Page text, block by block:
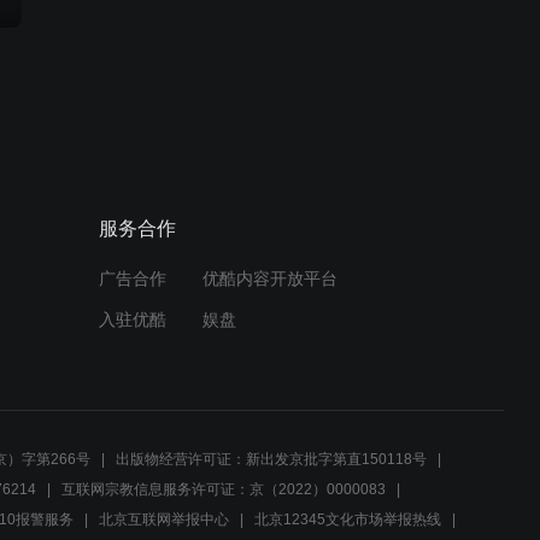
服务合作
广告合作 优酷内容开放平台
入驻优酷 娱盘
）字第266号
出版物经营许可证：新出发京批字第直150118号
互联网宗教信息服务许可证：京（2022）0000083
报警服务
北京互联网举报中心 北京12345文化市场举报热线